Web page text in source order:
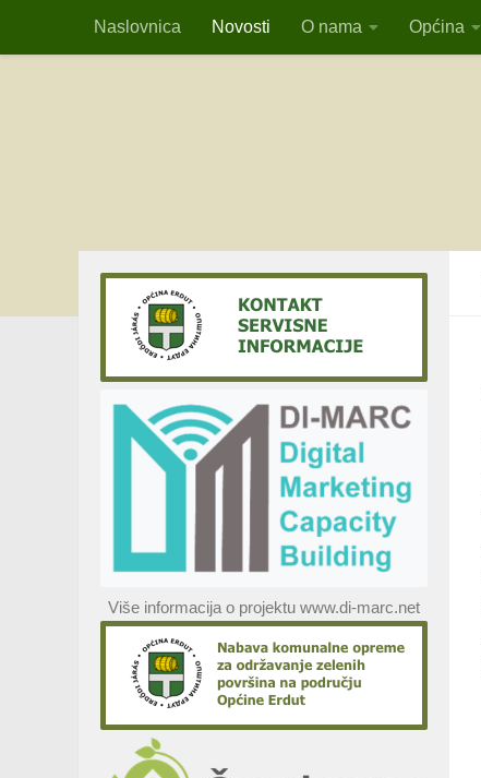
Skip to content
Naslovnica Novosti O nama Općina
Više informacija o projektu www.di-marc.net